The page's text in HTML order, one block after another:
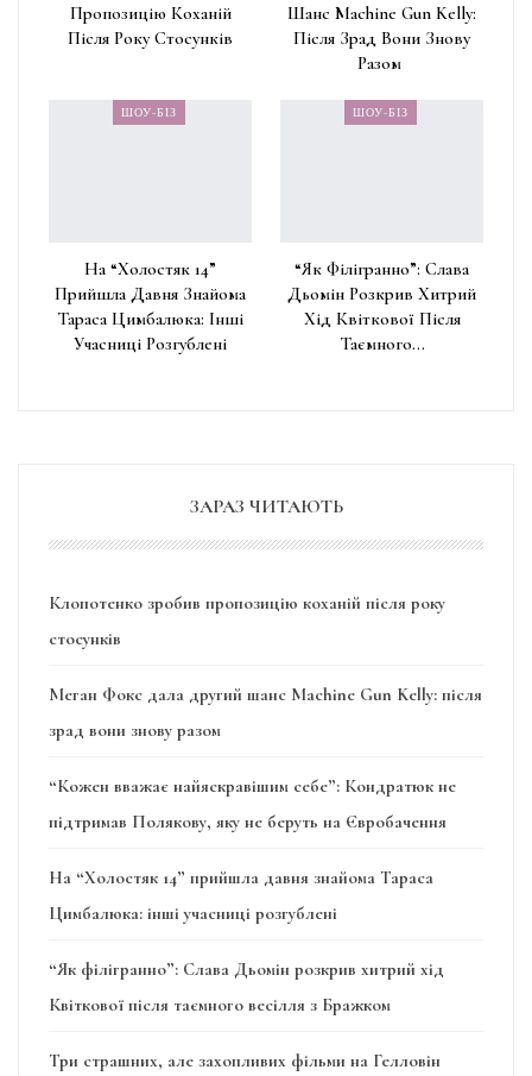
Пропозицію Коханій
Після Року Стосунків
Шанс Machine Gun Kelly:
Після Зрад Вони Знову
Разом
ШОУ-БІЗ
На “Холостяк 14”
Прийшла Давня Знайома
Тараса Цимбалюка: Інші
Учасниці Розгублені
ШОУ-БІЗ
“Як Філігранно”: Слава
Дьомін Розкрив Хитрий
Хід Квіткової Після
Таємного…
ЗАРАЗ ЧИТАЮТЬ
Клопотенко зробив пропозицію коханій після року
стосунків
Меган Фокс дала другий шанс Machine Gun Kelly: після
зрад вони знову разом
“Кожен вважає найяскравішим себе”: Кондратюк не
підтримав Полякову, яку не беруть на Євробачення
На “Холостяк 14” прийшла давня знайома Тараса
Цимбалюка: інші учасниці розгублені
“Як філігранно”: Слава Дьомін розкрив хитрий хід
Квіткової після таємного весілля з Бражком
Три страшних, але захопливих фільми на Гелловін